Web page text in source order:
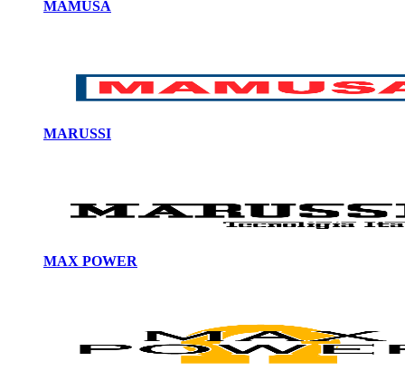
MAMUSA
MARUSSI
MAX POWER